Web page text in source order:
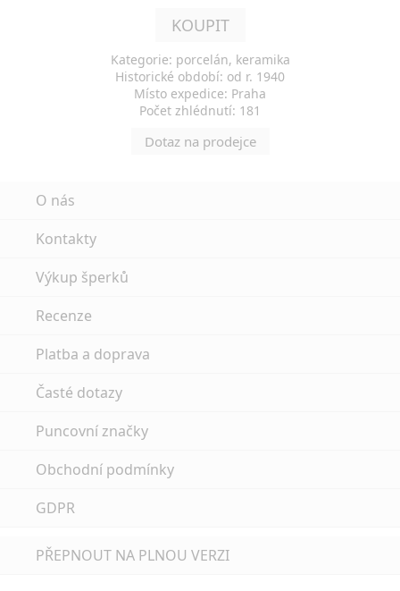
KOUPIT
Kategorie: porcelán, keramika
Historické období: od r. 1940
Místo expedice: Praha
Počet zhlédnutí: 181
Dotaz na prodejce
O nás
Kontakty
Výkup šperků
Recenze
Platba a doprava
Časté dotazy
Puncovní značky
Obchodní podmínky
GDPR
PŘEPNOUT NA PLNOU VERZI